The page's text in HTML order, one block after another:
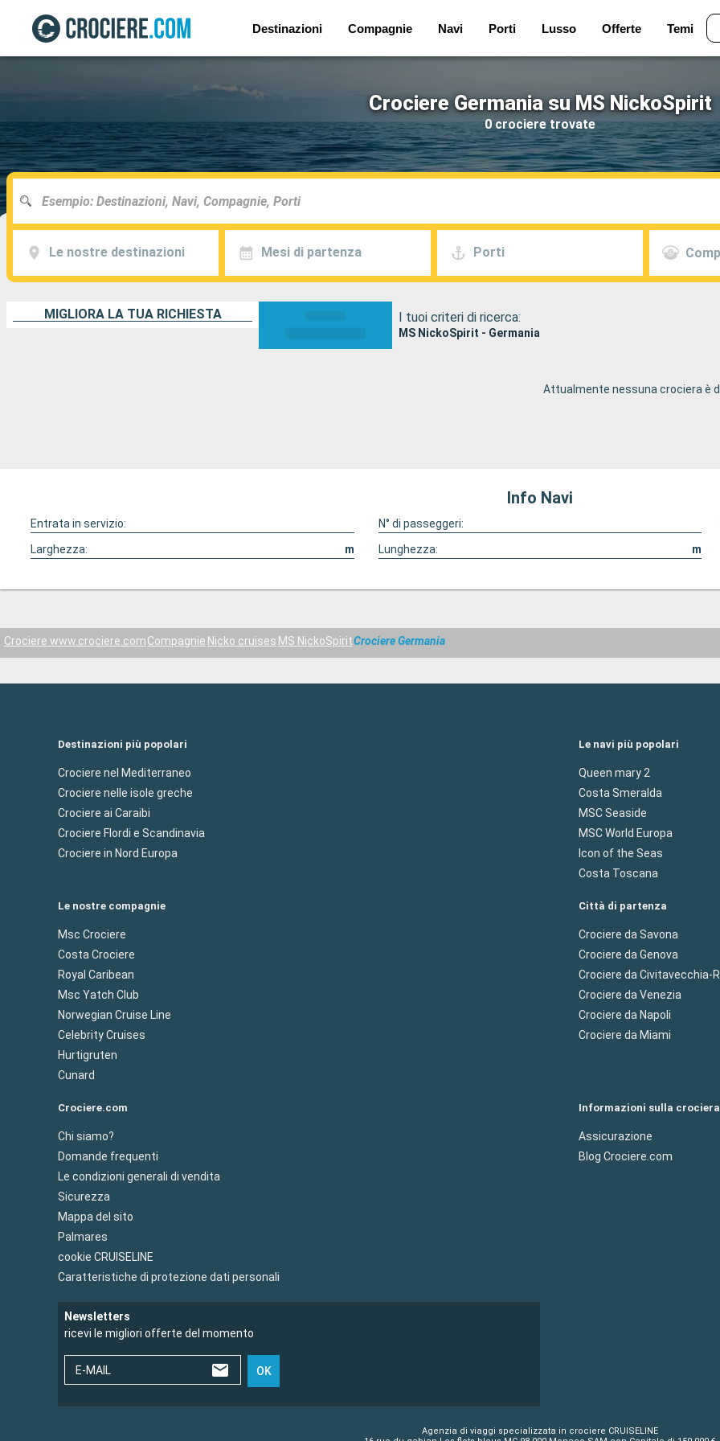
Destinazioni Compagnie Navi Porti Lusso Offerte Temi
Crociere Germania su MS NickoSpirit
0 crociere trovate
Le nostre destinazioni Mesi di partenza Porti
MIGLIORA LA TUA RICHIESTA I tuoi criteri di ricerca:
MS NickoSpirit - Germania
Attualmente nessuna crociera è
Info Navi
Entrata in servizio: N° di passeggeri:
Larghezza:
m Lunghezza: m
Crociere www.crociere.comCompagnie Nicko cruises MS NickoSpiritCrociere Germania
Destinazioni più popolari
Crociere nel Mediterraneo
Crociere nelle isole greche
Crociere ai Caraibi
Crociere Flordi e Scandinavia
Crociere in Nord Europa
Le navi più popolari
Queen mary 2
Costa Smeralda
MSC Seaside
MSC World Europa
Icon of the Seas
Costa Toscana
Le nostre compagnie
Msc Crociere
Costa Crociere
Royal Caribean
Msc Yatch Club
Norwegian Cruise Line
Celebrity Cruises
Hurtigruten
Cunard
Città di partenza
Crociere da Savona
Crociere da Genova
Crociere da Civitavecchia-
Crociere da Venezia
Crociere da Napoli
Crociere da Miami
Crociere.com
Chi siamo?
Domande frequenti
Le condizioni generali di vendita
Sicurezza
Mappa del sito
Palmares
cookie CRUISELINE
Caratteristiche di protezione dati personali
Informazioni sulla crociera
Assicurazione
Blog Crociere.com
Newsletters
ricevi le migliori offerte del momento
E-MAIL OK
Agenzia di viaggi specializzata in crociere CRUISELINE